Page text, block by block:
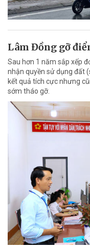
Lâm Đồng gỡ
Sau hơn 1 năm sắp xếp
nhận quyền sử dụng đất
kết quả tích cực nhưng
sớm tháo gỡ.